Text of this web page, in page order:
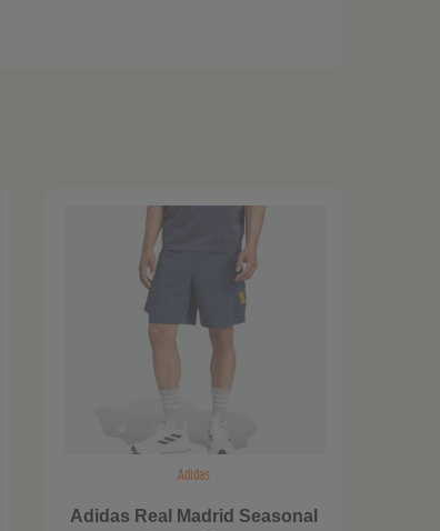
Adidas
Adidas Real Madrid Seasonal